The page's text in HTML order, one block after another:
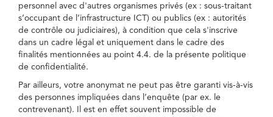
personnel avec d'autres organismes privés (ex : sous-traitant
s’occupant de l’infrastructure ICT) ou publics (ex : autorités
de contrôle ou judiciaires), à condition que cela s'inscrive
dans un cadre légal et uniquement dans le cadre des
finalités mentionnées au point 4.4. de la présente politique
de confidentialité.
Par ailleurs, votre anonymat ne peut pas être garanti vis-à-vis
des personnes impliquées dans l’enquête (par ex. le
contrevenant). Il est en effet souvent impossible de